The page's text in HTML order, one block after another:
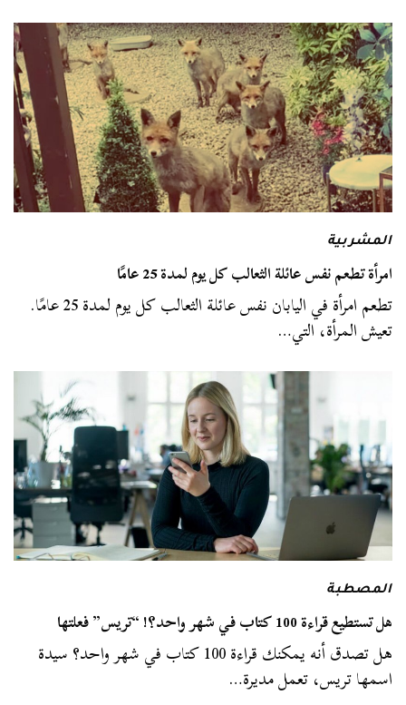
المشربية
امرأة تطعم نفس عائلة الثعالب كل يوم لمدة 25 عامًا
تطعم امرأة في اليابان نفس عائلة الثعالب كل يوم لمدة 25 عامًا.
تعيش المرأة، التي…
المصطبة
هل تستطيع قراءة 100 كتاب في شهر واحد؟! “تريس” فعلتها
هل تصدق أنه يمكنك قراءة 100 كتاب في شهر واحد؟ سيدة
اسمها تريس، تعمل مديرة…